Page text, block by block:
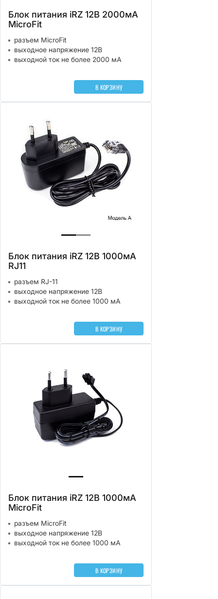
Блок питания iRZ 12В 2000мА
MicroFit
разъем MicroFit
выходное напряжение 12В
выходной ток не более 2000 мА
В КОРЗИНУ
Блок питания iRZ 12В 1000мА
RJ11
разъем RJ-11
выходное напряжение 12В
выходной ток не более 1000 мА
В КОРЗИНУ
Блок питания iRZ 12В 1000мА
MicroFit
разъем MicroFit
выходное напряжение 12В
выходной ток не более 1000 мА
В КОРЗИНУ